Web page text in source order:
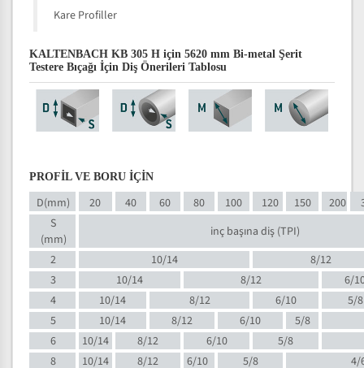
Kare Profiller
KALTENBACH KB 305 H için 5620 mm Bi-metal Şerit
Testere Bıçağı İçin Diş Önerileri Tablosu
PROFİL VE BORU İÇİN
D(mm) 20 40 60 80 100 120 150 200
S
(mm)
inç başına diş (TPI)
2
10/14
8/12
3
10/14 8/12
6/
4
10/14 8/12 6/10
5/8
5
10/14 8/12 6/10
5/8
6
10/14 8/12 6/10
5/8
8
10/14 8/12 6/10 5/8
4/